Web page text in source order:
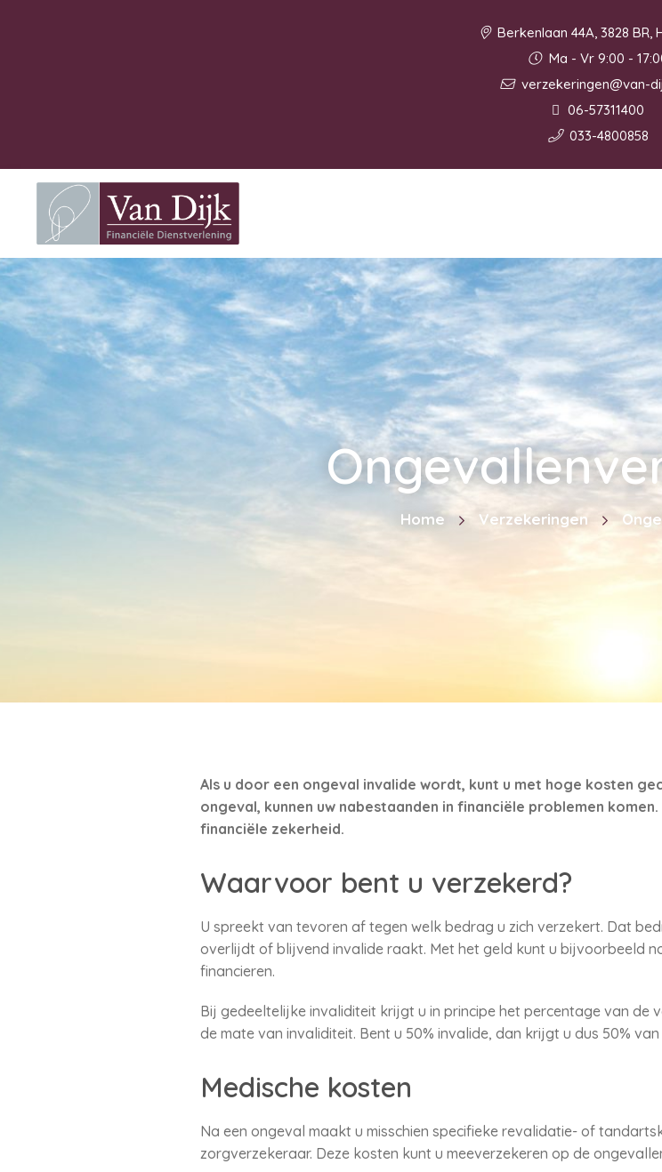
Berkenlaan 44A, 3828 BR,
Ma - Vr 9:00 -
verzekeringen@van-
06-57311400
033-4800858
Home Verzekeringen
Als u door een ongeval invalide wordt, kunt u met hoge kosten
ongeval, kunnen uw nabestaanden in financiële problemen
financiële zekerheid.
Waarvoor bent u verzekerd?
U spreekt van tevoren af tegen welk bedrag u zich verzekert. Dat
overlijdt of blijvend invalide raakt. Met het geld kunt u bijvoorbeeld
financieren.
Bij gedeeltelijke invaliditeit krijgt u in principe het percentage van de
de mate van invaliditeit. Bent u 50% invalide, dan krijgt u dus 50%
Medische kosten
Na een ongeval maakt u misschien specifieke revalidatie- of
zorgverzekeraar. Deze kosten kunt u meeverzekeren op de